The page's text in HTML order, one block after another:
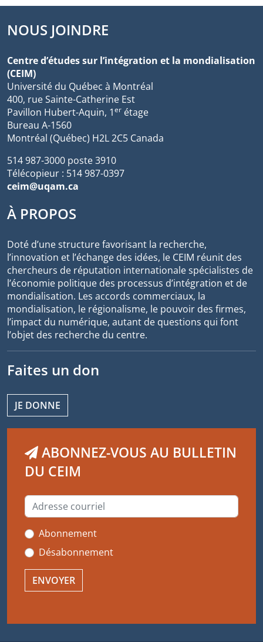
NOUS JOINDRE
Centre d’études sur l’intégration et la mondialisation
(CEIM)
Université du Québec à Montréal
400, rue Sainte-Catherine Est
Pavillon Hubert-Aquin, 1er étage
Bureau A-1560
Montréal (Québec) H2L 2C5 Canada
514 987-3000 poste 3910
Télécopieur : 514 987-0397
ceim@uqam.ca
À PROPOS
Doté d’une structure favorisant la recherche,
l’innovation et l’échange des idées, le CEIM réunit des
chercheurs de réputation internationale spécialistes de
l’économie politique des processus d’intégration et de
mondialisation. Les accords commerciaux, la
mondialisation, le régionalisme, le pouvoir des firmes,
l’impact du numérique, autant de questions qui font
l’objet des recherche du centre.
Faites un don
JE DONNE
ABONNEZ-VOUS AU BULLETIN
DU CEIM
Abonnement
Désabonnement